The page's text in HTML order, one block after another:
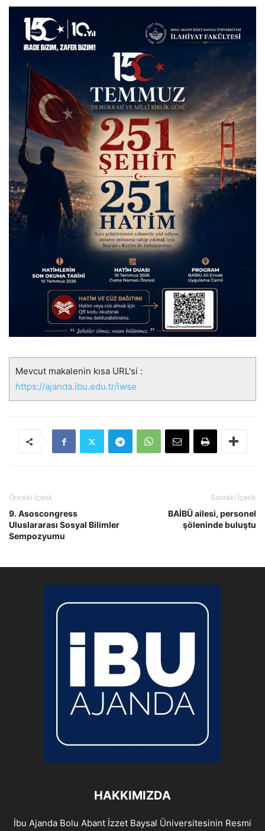
Mevcut makalenin kısa URL'si :
https://ajanda.ibu.edu.tr/iwse
Önceki İçerik
9. Asoscongress
Uluslararası Sosyal Bilimler
Sempozyumu
Sonraki İçerik
BAİBÜ ailesi, personel
şöleninde buluştu
HAKKIMIZDA
İbu Ajanda Bolu Abant İzzet Baysal Üniversitesinin Resmi